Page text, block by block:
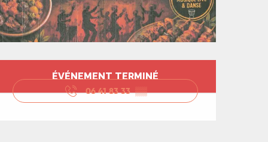
et
ÉVÉNEMENT TERMINÉ
06 41 83 33▒▒